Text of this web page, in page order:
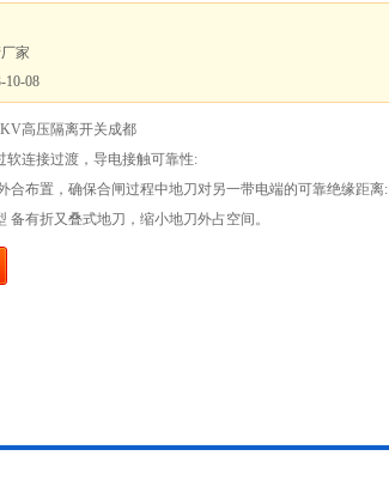
家
10-08
高压隔离开关成都
软连接过渡，导电接触可靠性:
合布置，确保合闸过程中地刀对另一带电端的可靠绝缘距离:
备有折又叠式地刀，缩小地刀外占空间。